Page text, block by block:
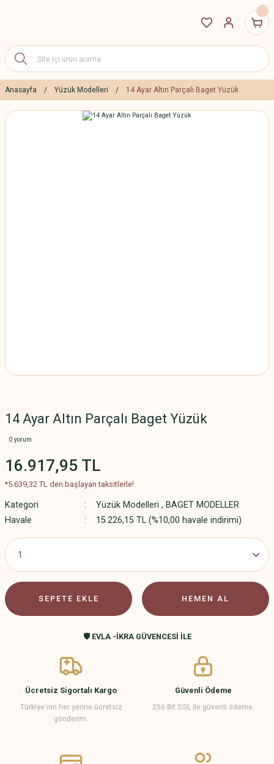
Anasayfa Yüzük Modelleri 14 Ayar Altın Parçalı Baget Yüzük
14 Ayar Altın Parçalı Baget Yüzük
0 yorum
16.917,95 TL
*5.639,32 TL den başlayan taksitlerle!
Kategori Yüzük Modelleri , BAGET MODELLER
Havale
15.226,15 TL (%10,00 havale indirimi)
SEPETE EKLE HEMEN AL
🛡️ EVLA -İKRA GÜVENCESİ İLE
Ücretsiz Sigortalı Kargo
Türkiye’nin her yerine ücretsiz
gönderim.
Güvenli Ödeme
256 Bit SSL ile güvenli ödeme.